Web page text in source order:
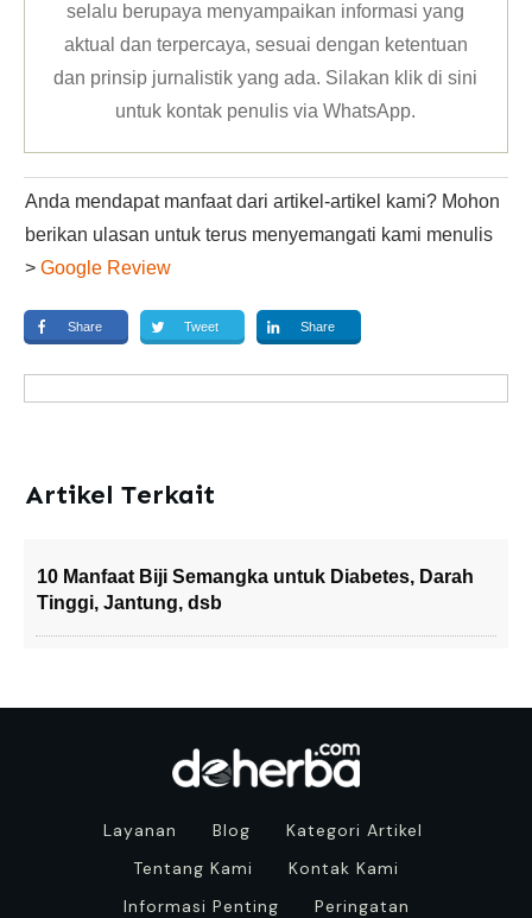
selalu berupaya menyampaikan informasi yang
aktual dan terpercaya, sesuai dengan ketentuan
dan prinsip jurnalistik yang ada. Silakan klikdi sini
untuk kontak penulis via WhatsApp.
Anda mendapat manfaat dari artikel-artikel kami? Mohon
berikan ulasan untuk terus menyemangati kami menulis
> Google Review
Share Tweet Share
Artikel Terkait
10 Manfaat Biji Semangka untuk Diabetes, Darah
Tinggi, Jantung, dsb
Layanan Blog
Kategori Artikel
Tentang Kami
Kontak Kami
Informasi Penting
Peringatan